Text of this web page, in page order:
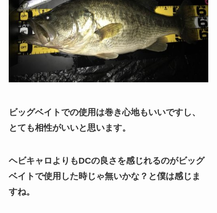
ビッグベイトでの使用は巻き心地もいいですし、
とても相性がいいと思います。
ヘビキャロよりもDCの良さを感じれるのがビッグ
ベイトで使用した時じゃ無いかな？と僕は感じま
すね。